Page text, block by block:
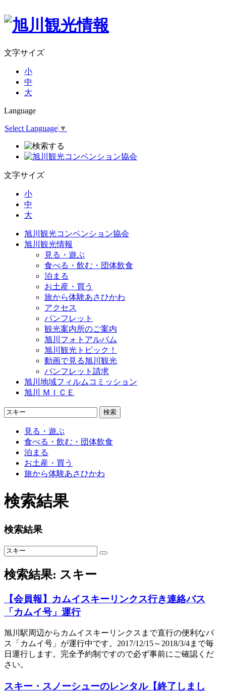
文字サイズ
小
中
大
Language
Select Language ▼
文字サイズ
小
中
大
旭川観光コンベンション協会
旭川観光情報
見る・遊ぶ
食べる・飲む・団体飲食
泊まる
お土産・買う
旅から体験あさひかわ
アクセス
パンフレット
観光案内所のご案内
旭川フォトアルバム
旭川観光トピック！
動画で見る旭川観光
パンフレット請求
旭川地域フィルムコミッション
旭川 ＭＩＣＥ
見る・遊ぶ
食べる・飲む・団体飲食
泊まる
お土産・買う
旅から体験あさひかわ
検索結果
検索結果
検索結果: スキー
【会員報】カムイスキーリンクス行き連絡バス
「カムイ号」運行
旭川駅周辺からカムイスキーリンクスまで直行の便利なバ
ス「カムイ号」が運行中です。2017/12/15～2018/3/4まで毎
日運行します。完全予約制ですので必ず事前にご確認くだ
さい。
スキー・スノーシューのレンタル【終了しまし